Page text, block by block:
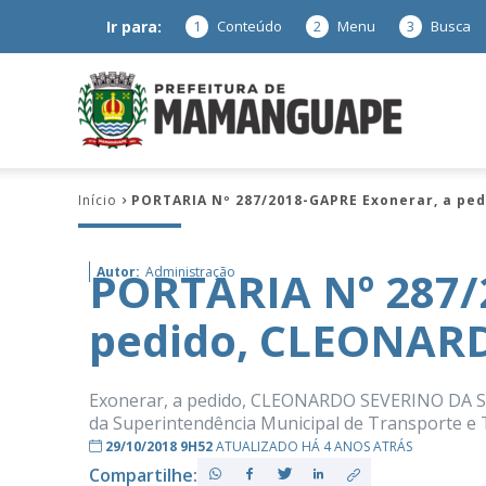
Ir para: 1 Conteúdo 2 Menu 3 Busca
Mamanguape
–
Início PORTARIA Nº 287/2018-GAPRE Exonerar, a
Autor: Administração
PORTARIA Nº
pedido,
Exonerar, a pedido, CLEONARDO SEVERINO
da Superintendência Municipal de Transporte
29/10/2018 9H52ATUALIZADO HÁ 4 ANOS ATRÁS
Compartilhe: